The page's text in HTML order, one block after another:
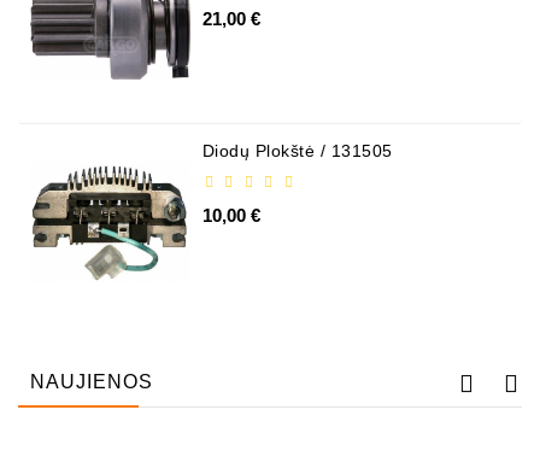
21,00 €
Diodų Plokštė / 131505
10,00 €
NAUJIENOS